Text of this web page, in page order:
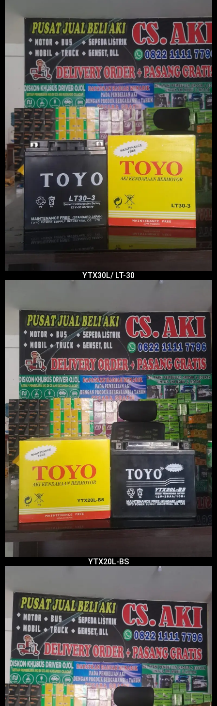
YTX30L/ LT-30
YTX20L-BS